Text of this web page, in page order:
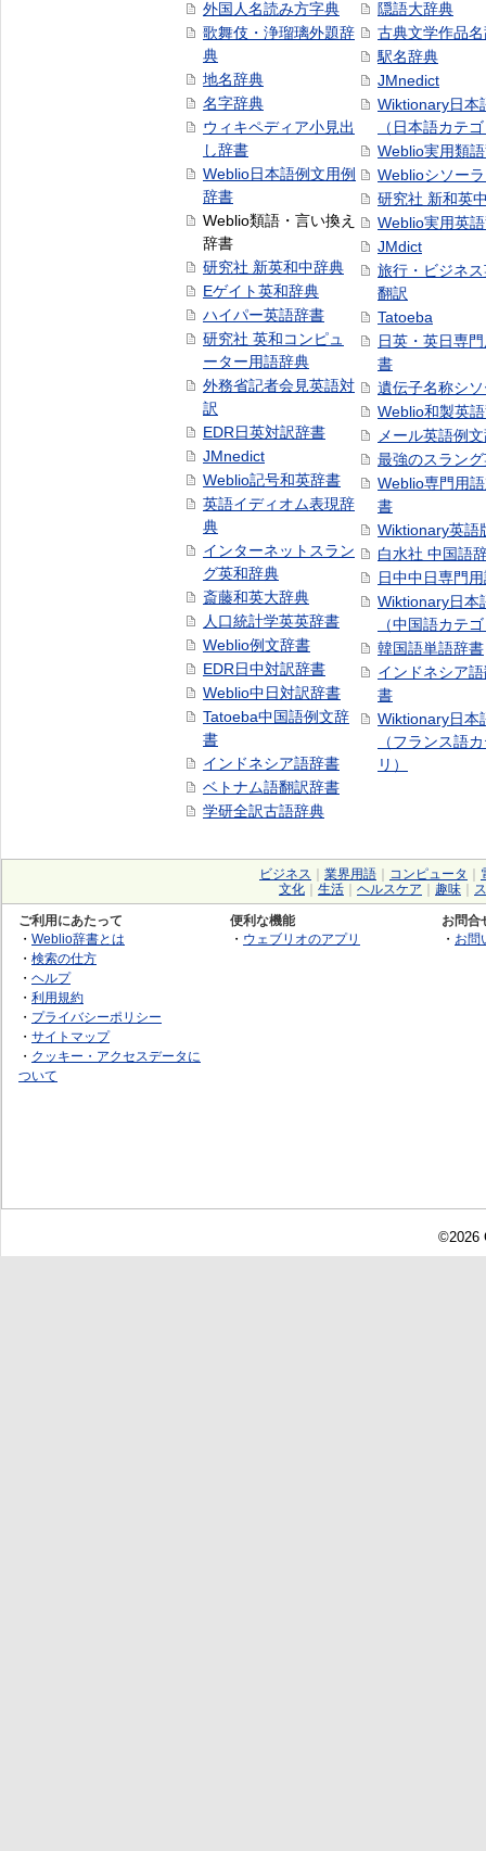
外国人名読み方字典
歌舞伎・浄瑠璃外題辞
典
地名辞典
名字辞典
ウィキペディア小見出
し辞書
Weblio日本語例文用例
辞書
Weblio類語・言い換え
辞書
研究社 新英和中辞典
Eゲイト英和辞典
ハイパー英語辞書
研究社 英和コンピュ
ーター用語辞典
外務省記者会見英語対
訳
EDR日英対訳辞書
JMnedict
Weblio記号和英辞書
英語イディオム表現辞
典
インターネットスラン
グ英和辞典
斎藤和英大辞典
人口統計学英英辞書
Weblio例文辞書
EDR日中対訳辞書
Weblio中日対訳辞書
Tatoeba中国語例文辞
書
インドネシア語辞書
ベトナム語翻訳辞書
学研全訳古語辞典
隠語大辞典
古典文学作品
駅名辞典
JMnedict
Wiktionary日本
（日本語カテ
Weblio実用類
Weblioシソー
研究社 新和英
Weblio実用英
JMdict
旅行・ビジネ
翻訳
Tatoeba
日英・英日専
書
遺伝子名称シ
Weblio和製英
メール英語例
最強のスラン
Weblio専門用
書
Wiktionary英語
白水社 中国語
日中中日専門
Wiktionary日本
（中国語カテ
韓国語単語辞書
インドネシア
書
Wiktionary日本
（フランス語
リ）
ビジネス 業界用語 コンピュータ
文化
生活 ヘルスケア 趣味
ご利用にあたって
・ Weblio辞書とは
・ 検索の仕方
・ ヘルプ
・ 利用規約
・ プライバシーポリシー
・ サイトマップ
・ クッキー・アクセスデータに
ついて
便利な機能
・ ウェブリオのアプリ
お問合
・ お問
©2026